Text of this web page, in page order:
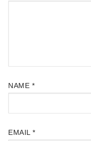
NAME *
EMAIL *